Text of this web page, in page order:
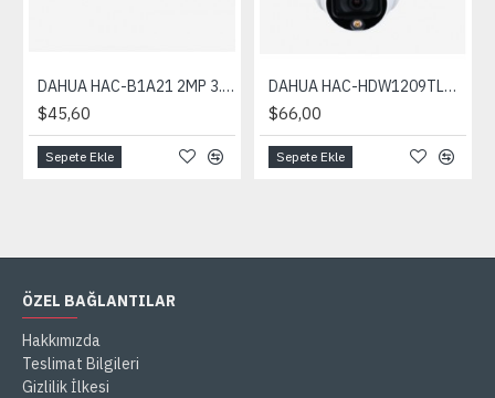
DAHUA HAC-B1A21 2MP 3.6mm HDCVI IR Bullet Kamera
$45,60
Sepete Ekle
DAHUA HAC-HDW1209TLQ-LED 2MP 2.8mm Full-Color HDCVI IR Dome Kamera
$66,00
Sepete Ekle
ÖZEL BAĞLANTILAR
Hakkımızda
Teslimat Bilgileri
Gizlilik İlkesi